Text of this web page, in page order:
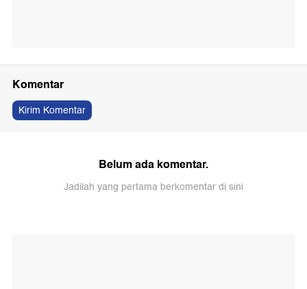
Komentar
Kirim Komentar
Belum ada komentar.
Jadilah yang pertama berkomentar di sini